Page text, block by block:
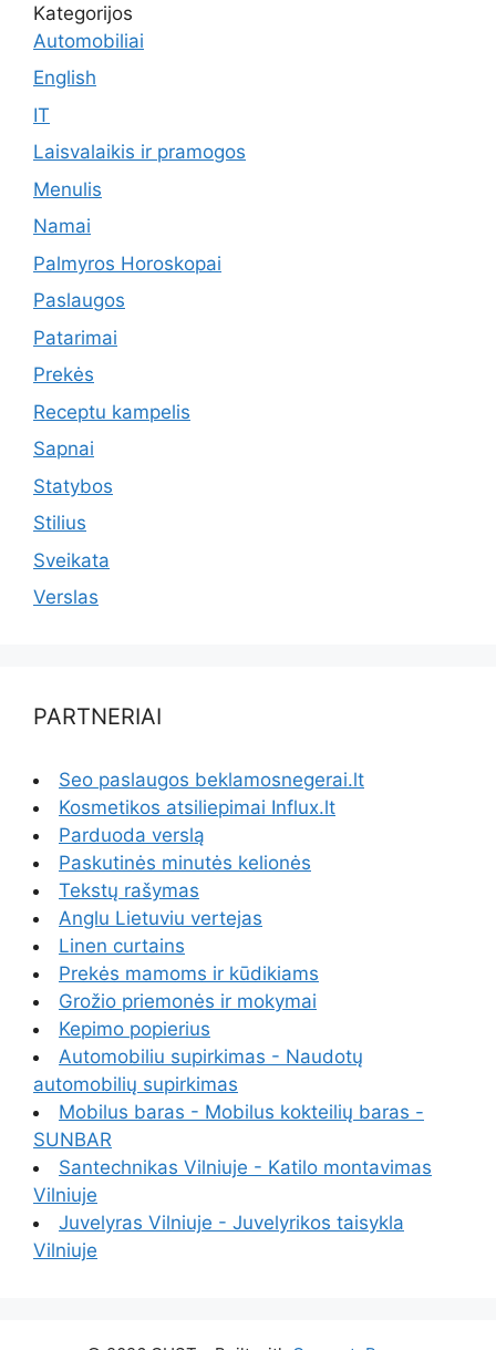
Kategorijos
Automobiliai
English
IT
Laisvalaikis ir pramogos
Menulis
Namai
Palmyros Horoskopai
Paslaugos
Patarimai
Prekės
Receptu kampelis
Sapnai
Statybos
Stilius
Sveikata
Verslas
PARTNERIAI
Seo paslaugos beklamosnegerai.lt
Kosmetikos atsiliepimai Influx.lt
Parduoda verslą
Paskutinės minutės kelionės
Tekstų rašymas
Anglu Lietuviu vertejas
Linen curtains
Prekės mamoms ir kūdikiams
Grožio priemonės ir mokymai
Kepimo popierius
Automobiliu supirkimas - Naudotų
automobilių supirkimas
Mobilus baras - Mobilus kokteilių baras -
SUNBAR
Santechnikas Vilniuje - Katilo montavimas
Vilniuje
Juvelyras Vilniuje - Juvelyrikos taisykla
Vilniuje